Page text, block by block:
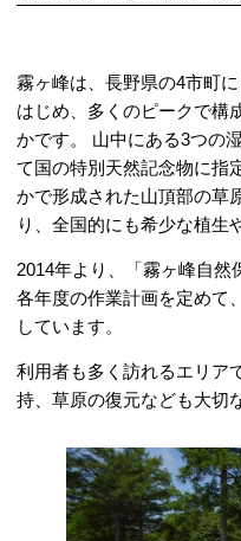
霧ヶ峰は、長野県の4市町
はじめ、多くのピークで構
かです。 山中にある3つの
て国の特別天然記念物に指
かで形成された山頂部の草
り、全国的にも希少な植生
2014年より、「霧ヶ峰自然
各年度の作業計画を定めて
しています。
利用者も多く訪れるエリア
持、草原の復元なども大切